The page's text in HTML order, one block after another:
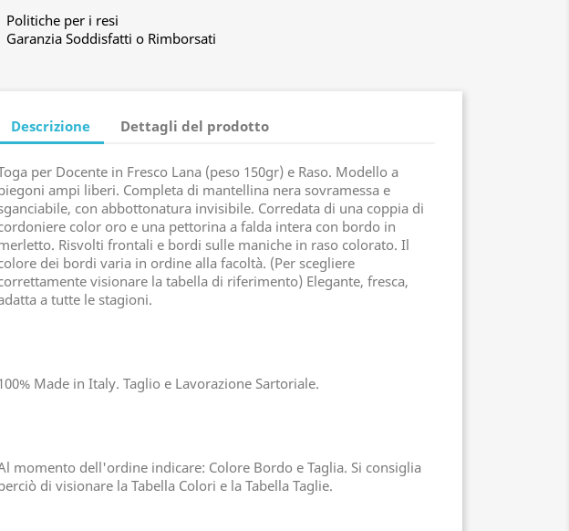
Politiche per i resi
Garanzia Soddisfatti o Rimborsati
Descrizione Dettagli del prodotto
per Docente in Fresco Lana (peso 150gr) e Raso. Modello a
ampi liberi. Completa di mantellina nera sovramessa e
con abbottonatura invisibile. Corredata di una coppia di
color oro e una pettorina a falda intera con bordo in
Risvolti frontali e bordi sulle maniche in raso colorato. Il
dei bordi varia in ordine alla facoltà. (Per scegliere
visionare la tabella di riferimento) Elegante, fresca,
a tutte le stagioni.
Made in Italy. Taglio e Lavorazione Sartoriale.
momento dell'ordine indicare: Colore Bordo e Taglia. Si consiglia
di visionare la Tabella Colori e la Tabella Taglie.